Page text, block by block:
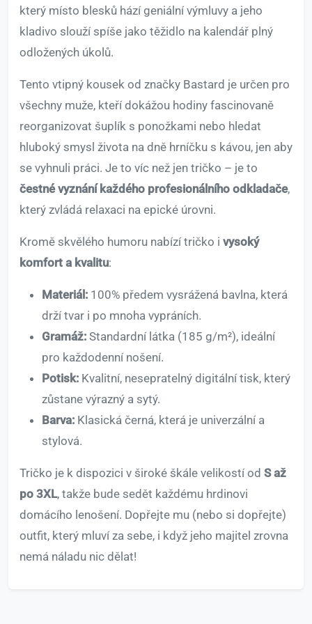
který místo blesků hází geniální výmluvy a jeho
kladivo slouží spíše jako těžidlo na kalendář plný
odložených úkolů.
Tento vtipný kousek od značky Bastard je určen pro
všechny muže, kteří dokážou hodiny fascinovaně
reorganizovat šuplík s ponožkami nebo hledat
hluboký smysl života na dně hrníčku s kávou, jen aby
se vyhnuli práci. Je to víc než jen tričko – je to
čestné vyznání každého profesionálního odkladače,
který zvládá relaxaci na epické úrovni.
Kromě skvělého humoru nabízí tričko i vysoký
komfort a kvalitu:
Materiál: 100% předem vysrážená bavlna, která
drží tvar i po mnoha vypráních.
Gramáž: Standardní látka (185 g/m²), ideální
pro každodenní nošení.
Potisk: Kvalitní, nesepratelný digitální tisk, který
zůstane výrazný a sytý.
Barva: Klasická černá, která je univerzální a
stylová.
Tričko je k dispozici v široké škále velikostí od S až
po 3XL, takže bude sedět každému hrdinovi
domácího lenošení. Dopřejte mu (nebo si dopřejte)
outfit, který mluví za sebe, i když jeho majitel zrovna
nemá náladu nic dělat!